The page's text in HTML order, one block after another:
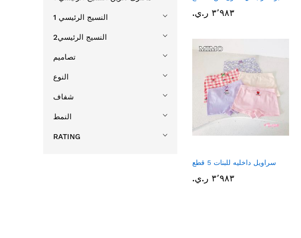
٣٬٩٨٣ ر.ي.‏
سراويل داخليه للبنات 5 قطع
٣٬٩٨٣ ر.ي.‏
النسيج الرئيسي 1
النسيج الرئيسي2
تصاميم
النوع
شفاف
النمط
RATING